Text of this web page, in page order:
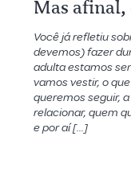
Mas afinal,
Você já refletiu
devemos) fazer
adulta estamos
vamos vestir, o
queremos seguir,
relacionar, quem
e por aí […]